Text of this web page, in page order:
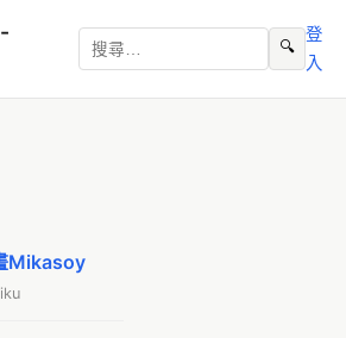
🔍
登
入
Mikasoy